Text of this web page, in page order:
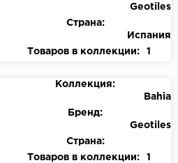
Geotiles
Страна:
Испания
Товаров в коллекции:
1
Коллекция:
Bahia
Бренд:
Geotiles
Страна:
Товаров в коллекции:
1